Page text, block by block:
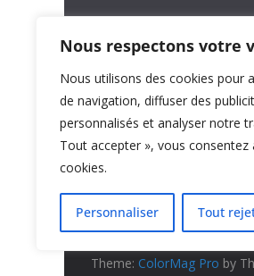
Nous respectons votre
Nous utilisons des cookies pour
de navigation, diffuser des
personnalisés et analyser notre
Tout accepter », vous
cookies.
Personnaliser Tout
Theme: ColorMag Pro by